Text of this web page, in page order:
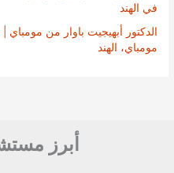
في الهند
الدكتور أبهيجيت باوار من
مومباي، الهند
أبرز